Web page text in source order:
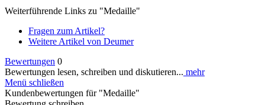
Weiterführende Links zu "Medaille"
Fragen zum Artikel?
Weitere Artikel von Deumer
Bewertungen 0
Bewertungen lesen, schreiben und diskutieren... mehr
Menü schließen
Kundenbewertungen für "Medaille"